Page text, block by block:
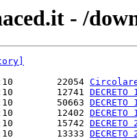
- /
22054
12741
50663
12402
15742
13333